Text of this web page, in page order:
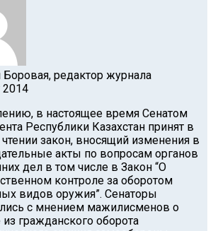
Боровая, редактор журнала
2014
в настоящее время Сенатом
Республики Казахстан принят в
закон, вносящий изменения в
акты по вопросам органов
дел в том числе в Закон “О
контроле за оборотом
видов оружия”. Сенаторы
с мнением мажилисменов о
гражданского оборота